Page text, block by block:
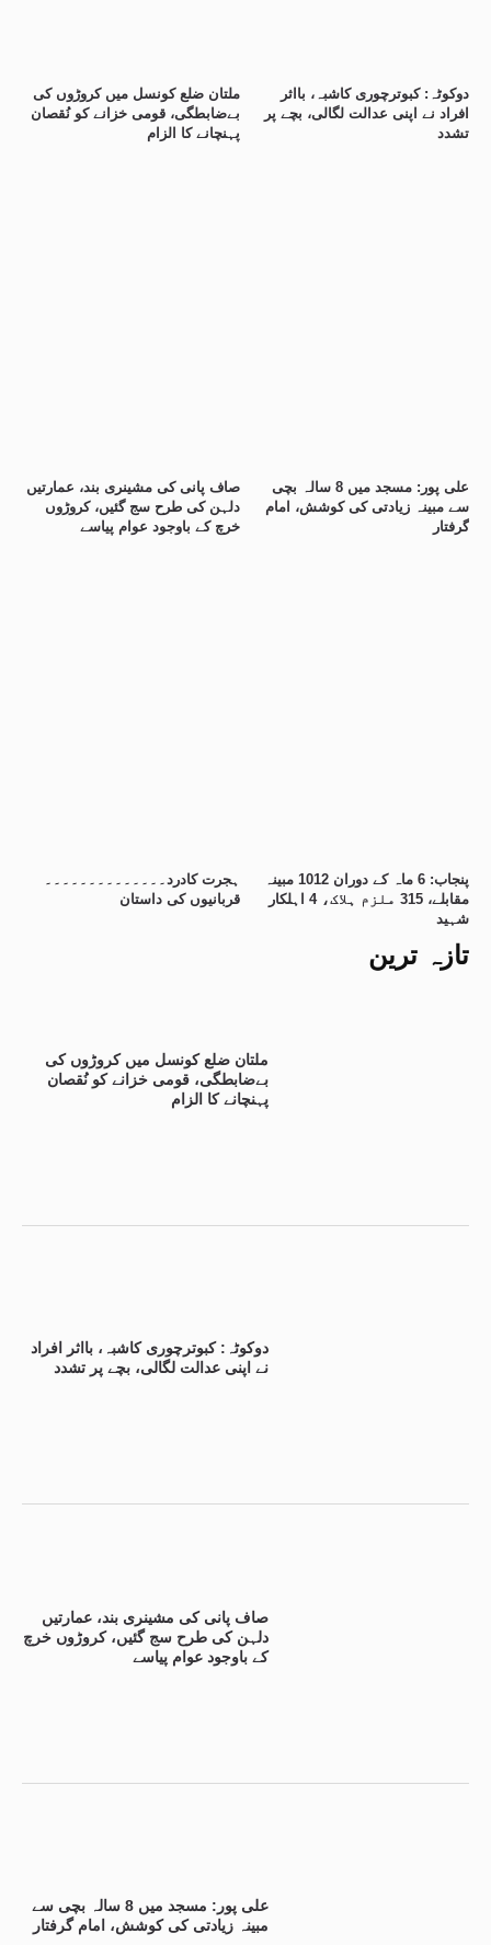
تازہ ترین
ملتان ضلع کونسل میں کروڑوں کی
بےضابطگی، قومی خزانے کو نُقصان
پہنچانے کا الزام
دوکوٹہ: کبوترچوری کاشبہ، بااثر افراد
نے اپنی عدالت لگالی، بچے پر تشدد
صاف پانی کی مشینری بند، عمارتیں
دلہن کی طرح سج گئیں، کروڑوں خرچ
کے باوجود عوام پیاسے
علی پور: مسجد میں 8 سالہ بچی سے
مبینہ زیادتی کی کوشش، امام گرفتار
ملتان ضلع کونسل میں کروڑوں کی
بےضابطگی، قومی خزانے کو نُقصان
پہنچانے کا الزام
دوکوٹہ: کبوترچوری کاشبہ، بااثر
افراد نے اپنی عدالت لگالی، بچے پر
تشدد
صاف پانی کی مشینری بند، عمارتیں
دلہن کی طرح سج گئیں، کروڑوں
خرچ کے باوجود عوام پیاسے
علی پور: مسجد میں 8 سالہ بچی
سے مبینہ زیادتی کی کوشش، امام
گرفتار
ہجرت کادرد۔۔۔۔۔۔۔۔۔۔۔۔۔۔
قربانیوں کی داستان
پنجاب: 6 ماہ کے دوران 1012 مبینہ
مقابلے، 315 ملزم ہلاک، 4 اہلکار
شہید